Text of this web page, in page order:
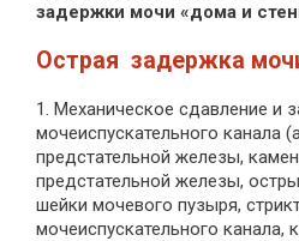
задержки мочи «дома и
Острая задержка
1. Механическое сдавление и
мочеиспускательного канала
предстательной железы,
предстательной железы,
шейки мочевого пузыря,
мочеиспускательного канала,